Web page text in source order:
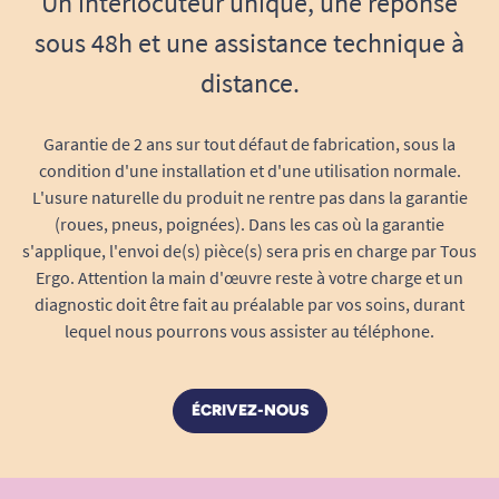
intérieur ou extérieur.
Tenue des couleurs garantie 2 ansau
minimum : pas de craquèlement, ni
d’exposition régulière au soleil.
Surface facile à nettoyeravec une lingette
ou une éponge humide.
Conçus pour accompagner durablement votre
quotidien, les stickers Vein’Art ne craignent ni le
passage en voiture adaptée, ni les petits
accidents du quotidien, ni la pluie, ni les
Un petit détail qui change tout – Pour
les particuliers, familles et
sous 48h et une assistance technique à
distance.
Garantie de 2 ans sur tout défaut de fabrication, sous la
condition d'une installation et d'une utilisation normale.
L'usure naturelle du produit ne rentre pas dans la garantie
(roues, pneus, poignées). Dans les cas où la garantie
s'applique, l'envoi de(s) pièce(s) sera pris en charge par Tous
Ergo. Attention la main d'œuvre reste à votre charge et un
diagnostic doit être fait au préalable par vos soins, durant
lequel nous pourrons vous assister au téléphone.
ÉCRIVEZ-NOUS